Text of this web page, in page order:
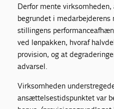
Derfor mente
begrundet i
stillingens
ved lønpakken, hvoraf
provision, og at
advarsel.
Virksomheden
ansættelsestidspunktet var